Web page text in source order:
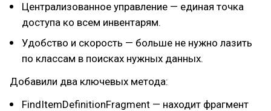
Централизованное управление — единая точка
доступа ко всем инвентарям.
Удобство и скорость — больше не нужно лазить
по классам в поисках нужных данных.
Добавили два ключевых метода:
FindItemDefinitionFragment — находит фрагмент